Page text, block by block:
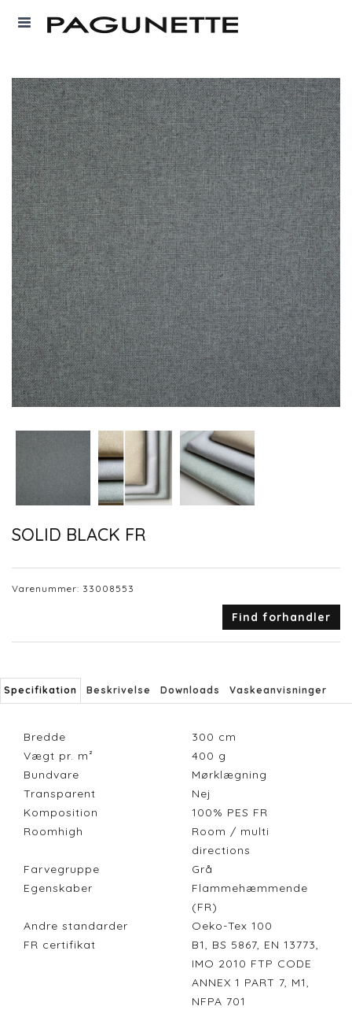
SOLID BLACK FR
Varenummer: 33008553
Find forhandler
Specifikation Beskrivelse Downloads Vaskeanvisninger
Bredde 300 cm
Vægt pr. m²
400 g
Bundvare
Mørklægning
Transparent
Nej
Komposition
100% PES FR
Roomhigh
Room / multi
directions
Farvegruppe
Grå
Egenskaber
Flammehæmmende
(FR)
Andre standarder
Oeko-Tex 100
FR certifikat
B1, BS 5867, EN 13773,
IMO 2010 FTP CODE
ANNEX 1 PART 7, M1,
NFPA 701